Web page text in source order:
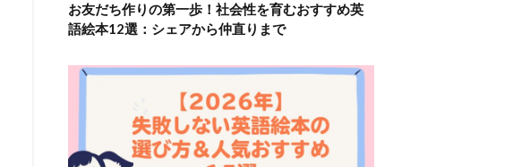
お友だち作りの第一歩！社会性を育むおすすめ英
語絵本12選：シェアから仲直りまで